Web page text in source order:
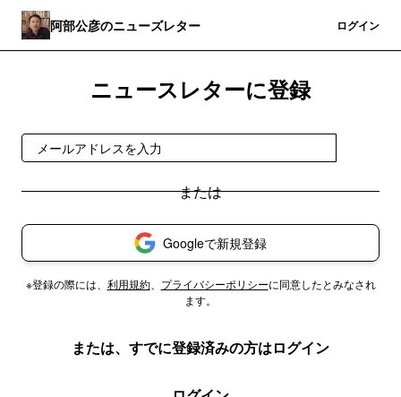
阿部公彦のニューズレター ログイン
ニュースレターに登録
Googleで新規登録
※登録の際には、 利用規約、 プライバシーポリシーに同意したとみなされ
ます。
または、すでに登録済みの方はログイン